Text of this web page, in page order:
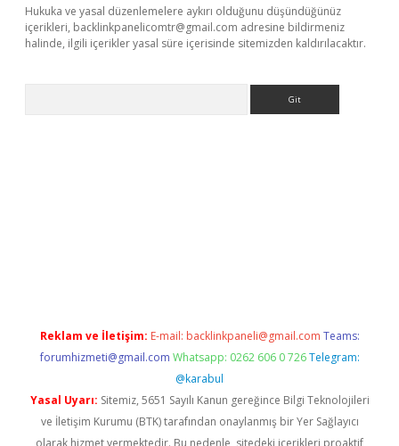
Hukuka ve yasal düzenlemelere aykırı olduğunu düşündüğünüz
içerikleri, backlinkpanelicomtr@gmail.com adresine bildirmeniz
halinde, ilgili içerikler yasal süre içerisinde sitemizden kaldırılacaktır.
Reklam ve İletişim: E-mail: backlinkpaneli@gmail.com Teams:
forumhizmeti@gmail.com Whatsapp: 0262 606 0 726 Telegram:
@karabul
Yasal Uyarı: Sitemiz, 5651 Sayılı Kanun gereğince Bilgi Teknolojileri
ve İletişim Kurumu (BTK) tarafından onaylanmış bir Yer Sağlayıcı
olarak hizmet vermektedir. Bu nedenle, sitedeki içerikleri proaktif